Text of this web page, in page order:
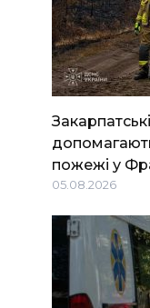
пожежі у
05.08.2026